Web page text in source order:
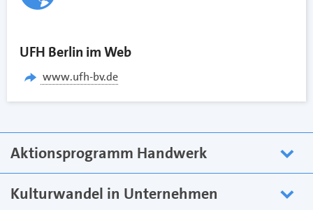
UFH Berlin im Web
www.ufh-bv.de
Aktionsprogramm Handwerk
Kulturwandel in Unternehmen